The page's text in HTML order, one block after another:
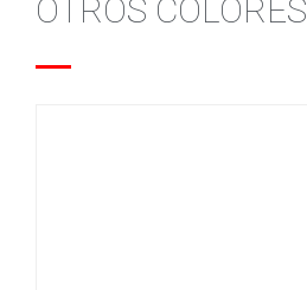
OTROS COLORES